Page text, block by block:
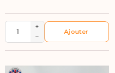
+
−